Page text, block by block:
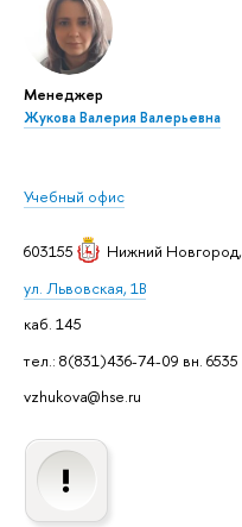
Менеджер
Жукова Валерия Валерьевна
Учебный офис
603155 Нижний Новгород,
ул. Львовская, 1В
каб. 145
тел.: 8(831)436-74-09 вн. 6535
vzhukova@hse.ru